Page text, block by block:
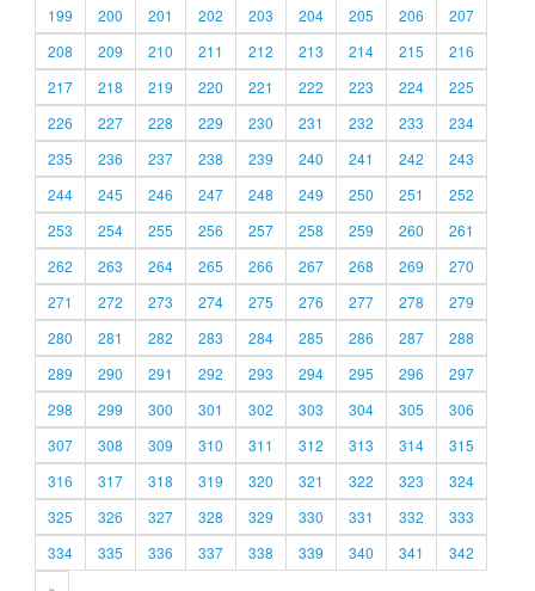
199
200 201 202 203 204 205 206
207
208
209 210 211 212 213 214 215
216
217
218 219 220 221 222 223 224
225
226
227 228 229 230 231 232 233
234
235
236 237 238 239 240 241 242
243
244
245 246 247 248 249 250 251
252
253
254 255 256 257 258 259 260
261
262
263 264 265 266 267 268 269
270
271
272 273 274 275 276 277 278
279
280
281 282 283 284 285 286 287
288
289
290 291 292 293 294 295 296
297
298
299 300 301 302 303 304 305
306
307
308 309 310 311 312 313 314
315
316
317 318 319 320 321 322 323
324
325
326 327 328 329 330 331 332
333
334
335 336 337 338 339 340 341
342